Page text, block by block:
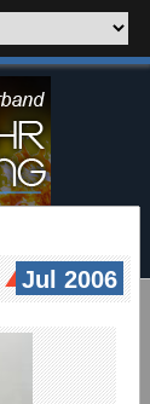
Jul 2006